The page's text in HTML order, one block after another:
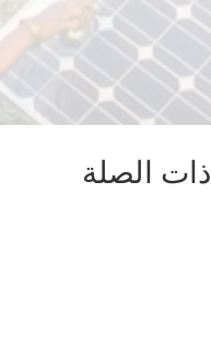
الصلة